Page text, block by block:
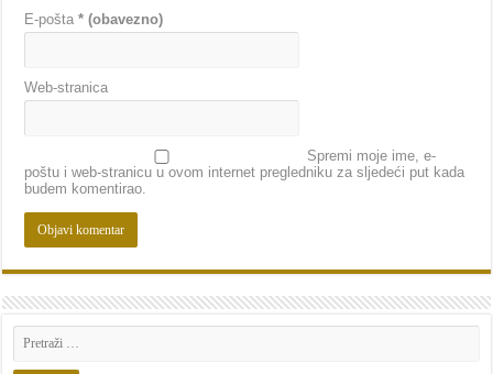
E-pošta* (obavezno)
Web-stranica
Spremi moje ime, e-
poštu i web-stranicu u ovom internet pregledniku za sljedeći put kada
budem komentirao.